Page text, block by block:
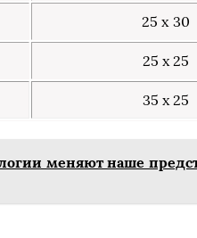
25 х 30
25 х 25
35 х 25
меняют наше